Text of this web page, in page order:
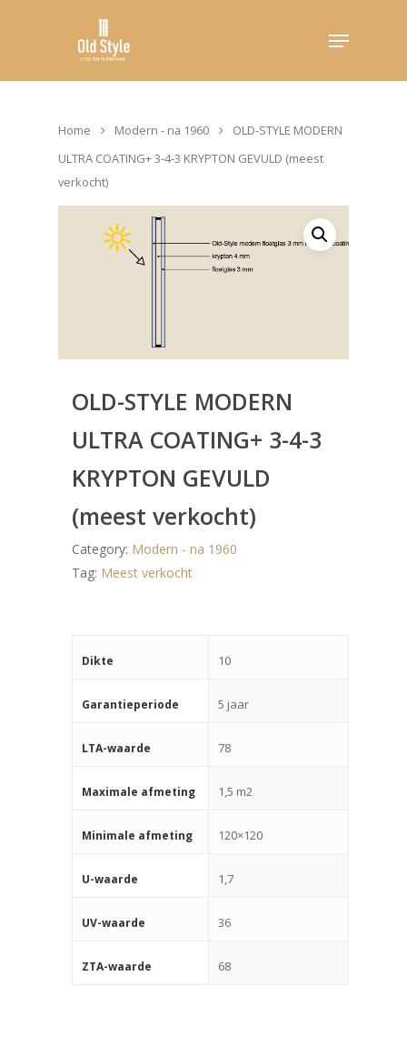
Home Modern - na 1960
OLD-STYLE MODERN
ULTRA COATING+ 3-4-3 KRYPTON GEVULD (meest
verkocht)
OLD-STYLE MODERN
ULTRA COATING+ 3-4-3
KRYPTON GEVULD
(meest verkocht)
Category: Modern - na 1960
Tag: Meest verkocht
Dikte 10
Garantieperiode 5 jaar
LTA-waarde 78
Maximale afmeting 1,5 m2
Minimale afmeting 120×120
U-waarde 1,7
UV-waarde 36
ZTA-waarde 68